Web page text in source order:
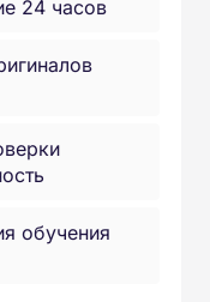
24 часов
обучения